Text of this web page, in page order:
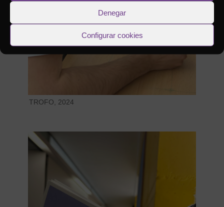
Denegar
Configurar cookies
TROFO, 2024